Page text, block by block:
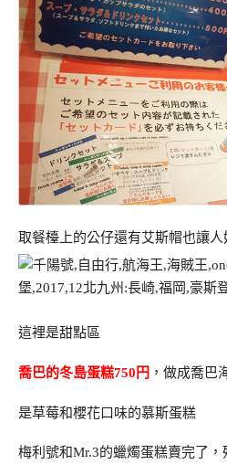
取餐檯上的公仔還有艾斯帽也讓
這裡是甜點區
喬巴的冬島蛋糕750円 ，做成喬巴
是草莓和櫻花口味的慕斯蛋糕
梅利號和Mr.3的蠟燭蛋糕賣完了，